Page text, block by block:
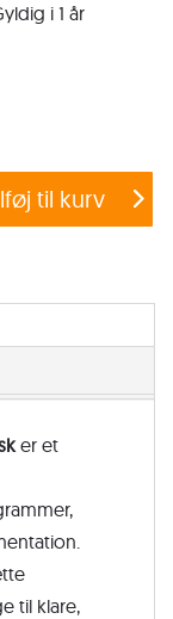
i 1 år
til kurv
er et
til klare,